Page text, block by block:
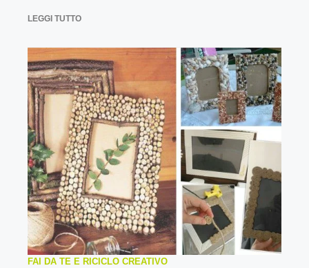
LEGGI TUTTO
FAI DA TE E RICICLO CREATIVO